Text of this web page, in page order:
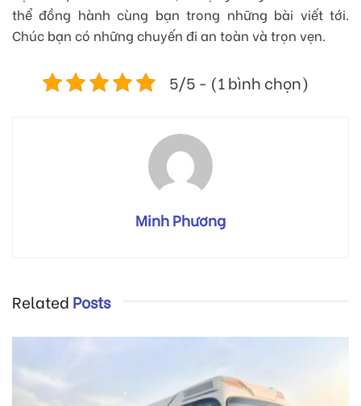
thể đồng hành cùng bạn trong những bài viết tới.
Chúc bạn có những chuyến đi an toàn và trọn vẹn.
5/5 - (1 bình chọn)
Minh Phương
Related Posts